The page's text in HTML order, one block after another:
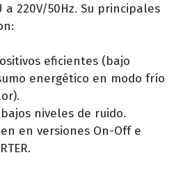
a 220V/50Hz. Su principales
eficientes (bajo
energético en modo frío
niveles de ruido.
en versiones On-Off e